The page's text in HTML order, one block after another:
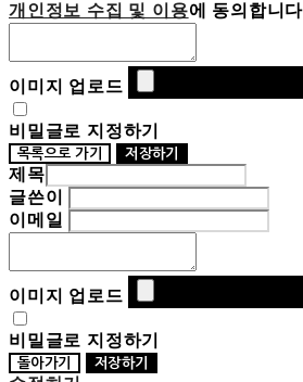
개인정보 수집 및 이용에 동의합니
이미지 업로드
비밀글로 지정하기
목록으로 가기 저장하기
제목
글쓴이
이메일
이미지 업로드
비밀글로 지정하기
돌아가기 저장하기